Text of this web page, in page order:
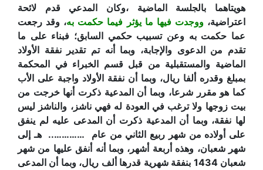
هويتاهما بالجلسة الماضية ،وكان المدعي قدم لائحة
اعتراضية،ووجدت فيها ما يؤثر فيما حكمت به، وقد رجعت
عما حكمت به وعن تسبيب حكمي السابق؛ فبناء على ما
تقدم من الدعوى والإجابة، وبما أنه تم تقدير نفقة الأولاد
الماضية والمستقبلية من قبل قسم الخبراء في المحكمة
بمبلغ وقدره ألفا ريال، وبما أن نفقة الأولاد واجبة على الأب
كما هو مقرر شرعا، وبما أن المدعية ذكرت أنها خرجت من
بيت زوجها ولا ترغب في العودة له فهي ناشز، والناشز ليس
لها نفقة، وبما أن المدعية ذكرت أن المدعى عليه لم ينفق
على أولاده من شهر ربيع الثاني من عام ………….. هـ إلى
شهر شعبان، وهذه أربعة أشهر، وبما أنه أنفق عليها من شهر
شعبان 1434 بنفقة شهرية قدرها ألف ريال، وبما أن المدعى